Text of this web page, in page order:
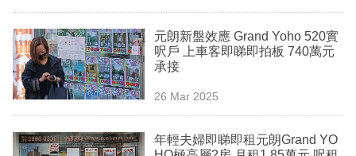
區
元朗新盤效應 Grand Yoho 520實
呎戶 上車客即睇即拍板 740萬元
承接
26 Mar 2025
年輕夫婦即睇即租元朗Grand YO